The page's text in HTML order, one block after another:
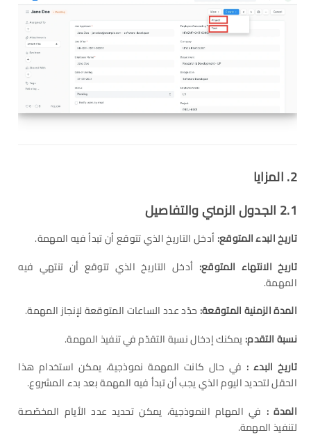
2. المزايا
2.1 الجدول الزمني والتفاصيل
تاريخ البدء المتوقع:أدخل التاريخ الذي تتوقع أن تبدأ فيه المهمة.
تاريخ الانتهاء المتوقع: أدخل التاريخ الذي تتوقع أن تنتهي فيه
المهمة.
المدة الزمنية المتوقعة: حدّد عدد الساعات المتوقعة لإنجاز المهمة.
نسبة التقدم:يمكنك إدخال نسبة التقدّم في تنفيذ المهمة.
تاريخ البدء : في حال كانت المهمة نموذجية، يمكن استخدام هذا
الحقل لتحديد اليوم الذي يجب أن تبدأ فيه المهمة بعد بدء المشروع.
المدة : في المهام النموذجية، يمكن تحديد عدد الأيام المخصّصة
لتنفيذ المهمة.